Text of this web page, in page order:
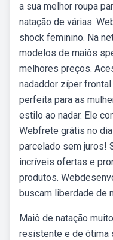
a sua melhor roupa
natação de várias.
shock feminino. Na
modelos de maiôs
melhores preços.
nadaddor zíper
perfeita para as
estilo ao nadar. Ele
Webfrete grátis no
parcelado sem juros!
incríveis ofertas e
produtos.
buscam liberdade de
Maiô de natação
resistente e de ótima